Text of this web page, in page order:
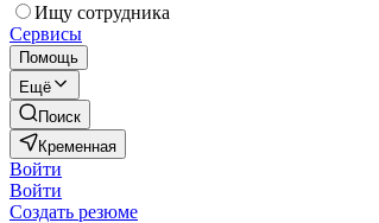
Ищу сотрудника
Сервисы
Помощь
Ещё
Поиск
Кременная
Войти
Войти
Создать резюме